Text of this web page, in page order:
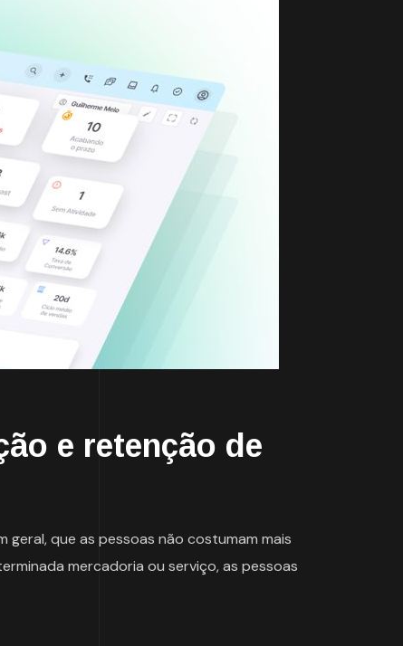
e retenção de
que as pessoas não costumam mais
mercadoria ou serviço, as pessoas